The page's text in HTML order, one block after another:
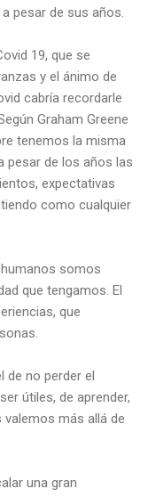
pesar de sus años.
19, que se
y el ánimo de
cabría recordarle
Graham Greene
tenemos la misma
pesar de los años las
expectativas
como cualquier
somos
que tengamos. El
que
de no perder el
útiles, de aprender,
valemos más allá de
una gran